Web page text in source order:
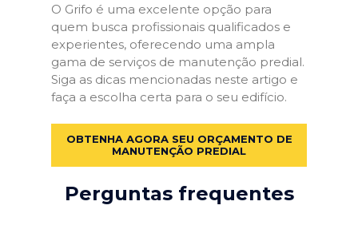
O Grifo é uma excelente opção para
quem busca profissionais qualificados e
experientes, oferecendo uma ampla
gama de serviços de manutenção predial.
Siga as dicas mencionadas neste artigo e
faça a escolha certa para o seu edifício.
OBTENHA AGORA SEU ORÇAMENTO DE
MANUTENÇÃO PREDIAL
Perguntas frequentes